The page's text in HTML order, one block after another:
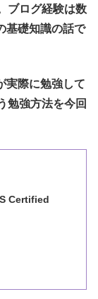
ブログ経験は数
基礎知識の話で
実際に勉強して
勉強方法を今回
Certified